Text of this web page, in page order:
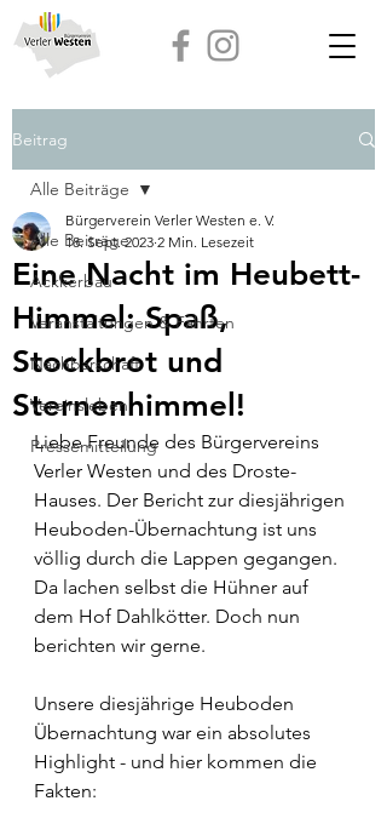
Beitrag
Alle Beiträge
Ackkerbau
Veranstaltungen & Fahrten
Nachbarschaft
Vereinsleben
Pressemitteilung
Alle Beiträge
Eine Nacht im Heubett-
Himmel: Spaß,
Stockbrot und
Sternenhimmel!
Bürgerverein Verler Westen e. V.
18. Sept. 2023 2 Min. Lesezeit
Liebe Freunde des Bürgervereins
Verler Westen und des Droste-
Hauses. Der Bericht zur diesjährigen
Heuboden-Übernachtung ist uns
völlig durch die Lappen gegangen.
Da lachen selbst die Hühner auf
dem Hof Dahlkötter. Doch nun
berichten wir gerne.
Unsere diesjährige Heuboden
Übernachtung war ein absolutes
Highlight - und hier kommen die
Fakten: